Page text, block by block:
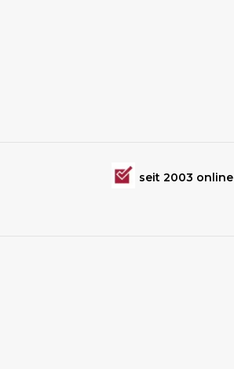
seit 2003 online